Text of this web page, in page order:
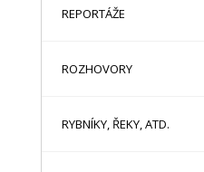
REPORTÁŽE
ROZHOVORY
RYBNÍKY, ŘEKY, ATD.